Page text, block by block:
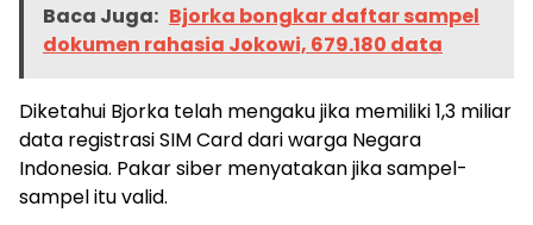
Baca Juga: Bjorka bongkar daftar sampel
dokumen rahasia Jokowi, 679.180 data
Diketahui Bjorka telah mengaku jika memiliki 1,3 miliar
data registrasi SIM Card dari warga Negara
Indonesia. Pakar siber menyatakan jika sampel-
sampel itu valid.